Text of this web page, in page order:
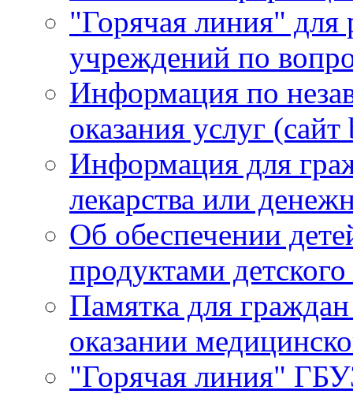
"Горячая линия"
учреждений по
Информация по
оказания услуг
Информация для
лекарства или
Об обеспечении
продуктами
Памятка для
оказании
"Горячая линия"